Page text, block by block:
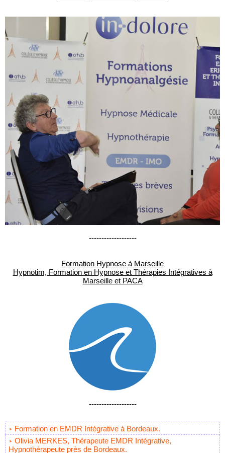
-------------------
Formation Hypnose à Marseille
Hypnotim, Formation en Hypnose et Thérapies Intégratives à
Marseille et PACA
-------------------
Formation en EMDR Intégrative à Bordeaux.
Olivia MERKES, Thérapeute EMDR Intégrative,
Hypnothérapeute près de Bordeaux.